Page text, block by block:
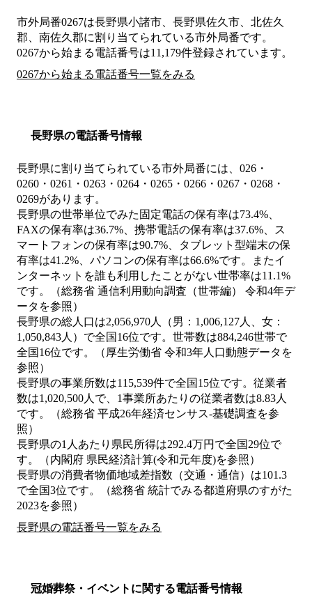
市外局番0267は長野県小諸市、長野県佐久市、北佐久
郡、南佐久郡に割り当てられている市外局番です。
0267から始まる電話番号は11,179件登録されています。
0267から始まる電話番号一覧をみる
長野県の電話番号情報
長野県に割り当てられている市外局番には、026・
0260・0261・0263・0264・0265・0266・0267・0268・
0269があります。
長野県の世帯単位でみた固定電話の保有率は73.4%、
FAXの保有率は36.7%、携帯電話の保有率は37.6%、ス
マートフォンの保有率は90.7%、タブレット型端末の保
有率は41.2%、パソコンの保有率は66.6%です。またイ
ンターネットを誰も利用したことがない世帯率は11.1%
です。（総務省 通信利用動向調査（世帯編） 令和4年デ
ータを参照）
長野県の総人口は2,056,970人（男：1,006,127人、女：
1,050,843人）で全国16位です。世帯数は884,246世帯で
全国16位です。（厚生労働省 令和3年人口動態データを
参照）
長野県の事業所数は115,539件で全国15位です。従業者
数は1,020,500人で、1事業所あたりの従業者数は8.83人
です。（総務省 平成26年経済センサス‐基礎調査を参
照）
長野県の1人あたり県民所得は292.4万円で全国29位で
す。（内閣府 県民経済計算(令和元年度)を参照）
長野県の消費者物価地域差指数（交通・通信）は101.3
で全国3位です。（総務省 統計でみる都道府県のすがた
2023を参照）
長野県の電話番号一覧をみる
冠婚葬祭・イベントに関する電話番号情報